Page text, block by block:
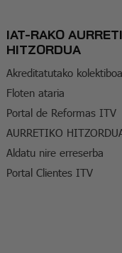
IAT-RAKO
HITZORDUA
Akreditatutako
Floten ataria
Portal de Reformas ITV
AURRETIKO
Aldatu nire erreserba
Portal Clientes ITV